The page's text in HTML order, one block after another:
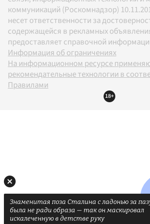
коммуникаций (Роскомнадзор)
несет ответственности за
содержащейся в рекламных
предоставляет справочной
Информация об ограничениях
На информационном ресурсе
рекомендательные технологии в
Правилами
18+
Знаменитая поза Сталина с ладонью за
была не ради образа — так он маскировал
искалеченную в детстве руку